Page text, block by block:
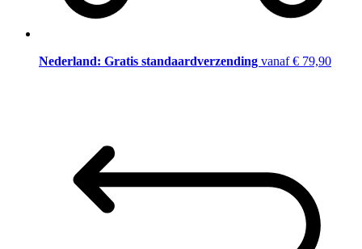
Nederland: Gratis standaardverzending vanaf € 79,90